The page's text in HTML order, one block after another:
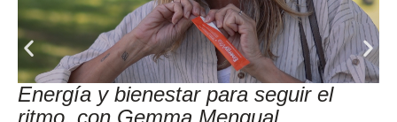
Energía y bienestar para seguir el
ritmo, con Gemma Mengual